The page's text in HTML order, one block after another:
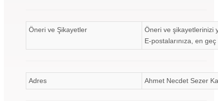
Öneri ve Şikayetler
Öneri ve şikayetlerinizi
E-postalarınıza, en
Adres Ahmet Necdet Sezer